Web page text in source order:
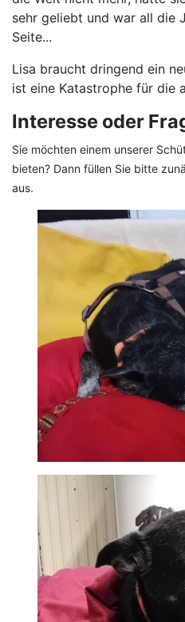
sehr geliebt und war all die
Seite...
Lisa braucht dringend ein
ist eine Katastrophe für die
Interesse oder
Sie möchten einem unserer
bieten? Dann füllen Sie bitte
aus.